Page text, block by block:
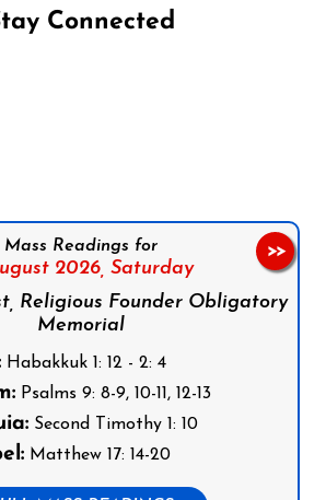
Connected
Mass Readings for
2026, Saturday
Religious Founder Obligatory
Memorial
Habakkuk 1: 12 - 2: 4
Psalms 9: 8-9, 10-11, 12-13
Second Timothy 1: 10
Matthew 17: 14-20
>>